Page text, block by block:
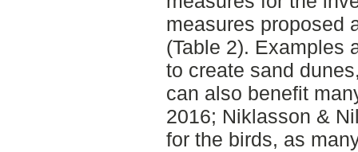
measures proposed
(Table 2). Examples
to create sand
can also benefit
2016; Niklasson &
for the birds, as